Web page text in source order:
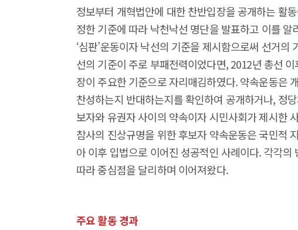
정보부터 개혁법안에 대한 찬반입장을 공개하는 활
정한 기준에 따라 낙천낙선 명단을 발표하고 이를
‘심판’운동이자 낙선의 기준을 제시함으로써 선거
선의 기준이 주로 부패전력이었다면, 2012년 총선
장이 주요한 기준으로 자리매김하였다. 약속운동은
찬성하는지 반대하는지를 확인하여 공개하거나, 정
보자와 유권자 사이의 약속이자 시민사회가 제시한
참사의 진상규명을 위한 후보자 약속운동은 국민적
아 이후 입법으로 이어진 성공적인 사례이다. 각각
따라 중심점을 달리하며 이어져왔다.
주요 활동 경과